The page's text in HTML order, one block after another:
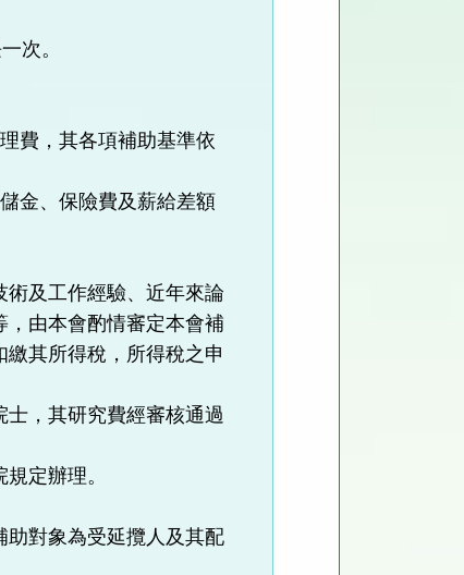
次。
費，其各項補助基準依
金、保險費及薪給差額
及工作經驗、近年來論
由本會酌情審定本會補
其所得稅，所得稅之申
，其研究費經審核通過
定辦理。
助對象為受延攬人及其配